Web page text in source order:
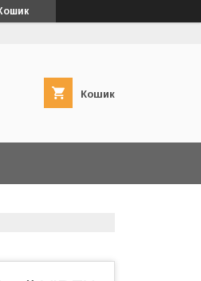
Кошик